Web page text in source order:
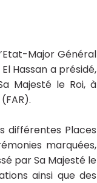
Major Général
Hassan a présidé,
Majesté le Roi, à
différentes Places
marquées,
par Sa Majesté le
ainsi que des